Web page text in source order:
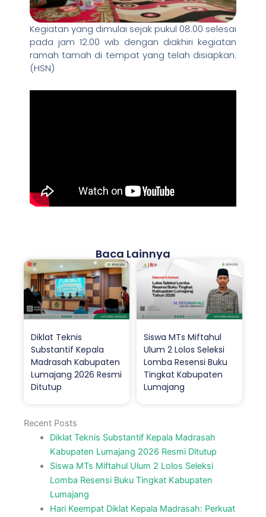
Kegiatan yang dimulai sejak pukul 08.00 selesai
pada jam 12.00 wib dengan diakhiri kegiatan
ramah tamah di tempat yang telah disiapkan.
(HSN)
Baca Lainnya
Diklat Teknis
Substantif Kepala
Madrasah Kabupaten
Lumajang 2026 Resmi
Ditutup
Siswa MTs Miftahul
Ulum 2 Lolos Seleksi
Lomba Resensi Buku
Tingkat Kabupaten
Lumajang
Recent Posts
Diklat Teknis Substantif Kepala Madrasah
Kabupaten Lumajang 2026 Resmi Ditutup
Siswa MTs Miftahul Ulum 2 Lolos Seleksi
Lomba Resensi Buku Tingkat Kabupaten
Lumajang
Hari Keempat Diklat Kepala Madrasah: Perkuat